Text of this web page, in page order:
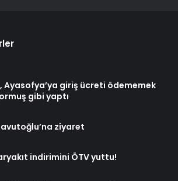
Ayasofya’ya giriş ücreti ödememek
gibi yaptı
ziyaret
indirimini ÖTV yuttu!